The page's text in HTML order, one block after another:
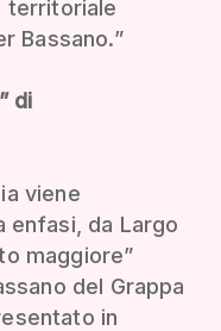
territoriale
Bassano.”
di
viene
enfasi, da Largo
maggiore”
del Grappa
in